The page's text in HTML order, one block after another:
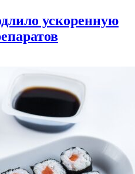
ускоренную